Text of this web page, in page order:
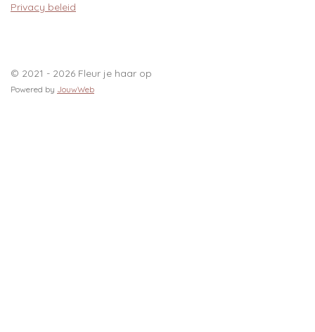
Privacy beleid
© 2021 - 2026 Fleur je haar op
Powered by JouwWeb